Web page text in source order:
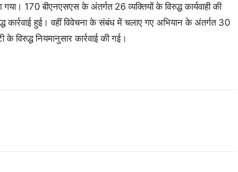
170 बीएनएसएस के अंतर्गत 26 व्यक्तियों के विरुद्ध कार्यवाही की
हुई। वहीं विवेचना के संबंध में चलाए गए अभियान के अंतर्गत 30
विरुद्ध नियमानुसार कार्रवाई की गई।